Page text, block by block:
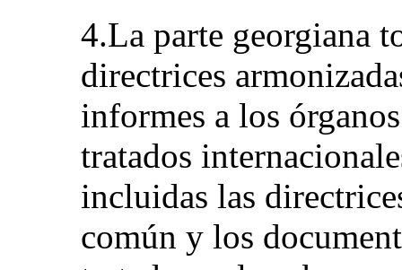
4.La parte georgiana
directrices
informes a los
tratados
incluidas las
común y los